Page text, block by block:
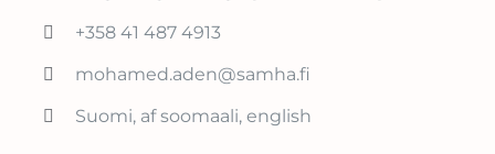
+358 41 487 4913
mohamed.aden@samha.fi
Suomi, af soomaali, english